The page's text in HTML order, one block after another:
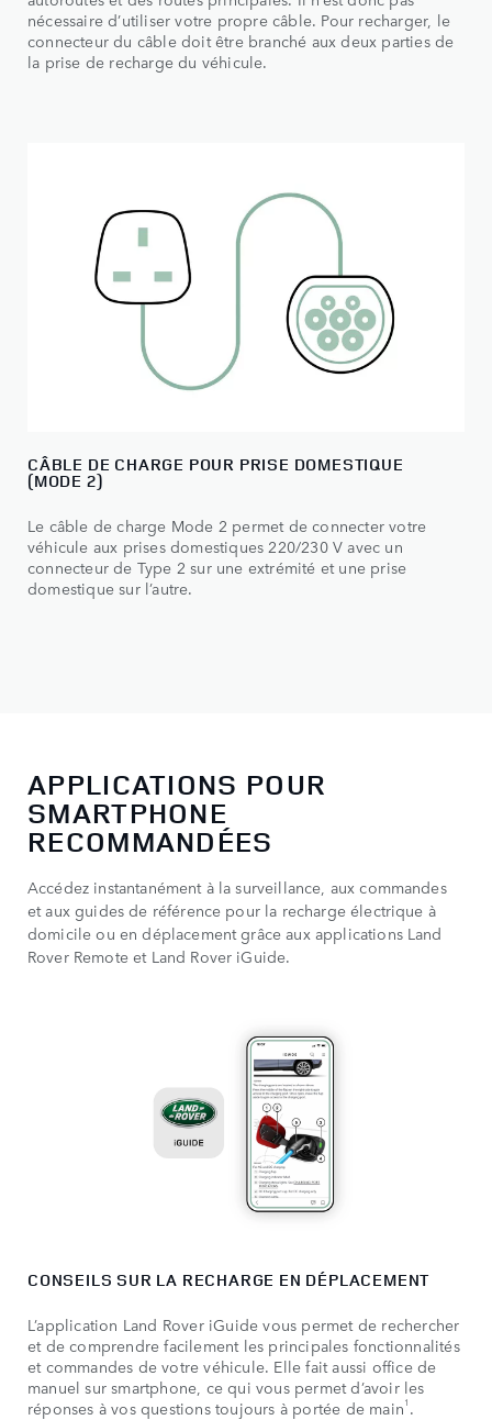
nécessaire d’utiliser votre propre câble. Pour recharger, le
connecteur du câble doit être branché aux deux parties de
la prise de recharge du véhicule.
CÂBLE DE CHARGE POUR PRISE DOMESTIQUE
(MODE 2)
Le câble de charge Mode 2 permet de connecter votre
véhicule aux prises domestiques 220/230 V avec un
connecteur de Type 2 sur une extrémité et une prise
domestique sur l’autre.
APPLICATIONS POUR
SMARTPHONE
RECOMMANDÉES
Accédez instantanément à la surveillance, aux commandes
et aux guides de référence pour la recharge électrique à
domicile ou en déplacement grâce aux applications Land
Rover Remote et Land Rover iGuide.
CONSEILS SUR LA RECHARGE EN DÉPLACEMENT
L’application Land Rover iGuide vous permet de rechercher
et de comprendre facilement les principales fonctionnalités
et commandes de votre véhicule. Elle fait aussi office de
manuel sur smartphone, ce qui vous permet d’avoir les
réponses à vos questions toujours à portée de main1 .